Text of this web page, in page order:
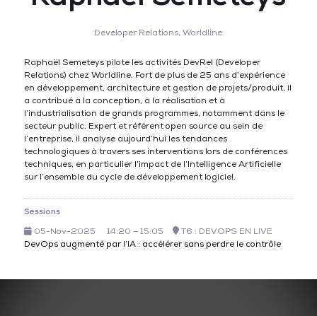
Developer Relations,Worldline
Raphaël Semeteys pilote les activités DevRel (Developer
Relations) chez Worldline. Fort de plus de 25 ans d’expérience
en développement, architecture et gestion de projets/produit, il
a contribué à la conception, à la réalisation et à
l’industrialisation de grands programmes, notamment dans le
secteur public. Expert et référent open source au sein de
l’entreprise, il analyse aujourd’hui les tendances
technologiques à travers ses interventions lors de conférences
techniques, en particulier l’impact de l’Intelligence Artificielle
sur l’ensemble du cycle de développement logiciel.
Sessions
05-Nov-2025
14:20 – 15:05
T6 : DEVOPS EN LIVE
DevOps augmenté par l’IA : accélérer sans perdre le contrôle